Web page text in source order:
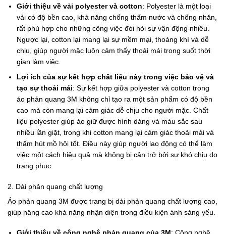
Giới thiệu về vải polyester và cotton: Polyester là một loại
vải có độ bền cao, khả năng chống thấm nước và chống nhăn,
rất phù hợp cho những công việc đòi hỏi sự vận động nhiều.
Ngược lại, cotton lại mang lại sự mềm mại, thoáng khí và dễ
chịu, giúp người mặc luôn cảm thấy thoải mái trong suốt thời
gian làm việc.
Lợi ích của sự kết hợp chất liệu này trong việc bảo vệ và
tạo sự thoải mái: Sự kết hợp giữa polyester và cotton trong
áo phản quang 3M không chỉ tạo ra một sản phẩm có độ bền
cao mà còn mang lại cảm giác dễ chịu cho người mặc. Chất
liệu polyester giúp áo giữ được hình dáng và màu sắc sau
nhiều lần giặt, trong khi cotton mang lại cảm giác thoải mái và
thấm hút mồ hôi tốt. Điều này giúp người lao động có thể làm
việc một cách hiệu quả mà không bị cản trở bởi sự khó chịu do
trang phục.
2. Dải phản quang chất lượng
Áo phản quang 3M được trang bị dải phản quang chất lượng cao,
giúp nâng cao khả năng nhận diện trong điều kiện ánh sáng yếu.
Giới thiệu về công nghệ phản quang của 3M: Công nghệ